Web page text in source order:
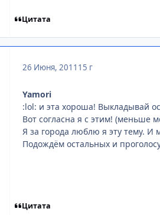
Цитата
26 Июня, 2011 15 г
Yamori
:lol: и эта хороша! Выкладывай
Вот согласна я с этим! (меньше
Я за города люблю я эту тему. И
Подождём остальных и
Цитата